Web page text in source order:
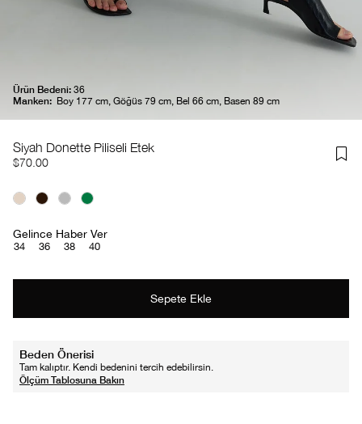
Ürün Bedeni: 36
Manken: Boy 177 cm, Göğüs 79 cm, Bel 66 cm, Basen 89 cm
Siyah Donette Piliseli Etek
$70.00
Gelince Haber Ver
34 36 38 40
Beden Önerisi
Tam kalıptır. Kendi bedenini tercih edebilirsin.